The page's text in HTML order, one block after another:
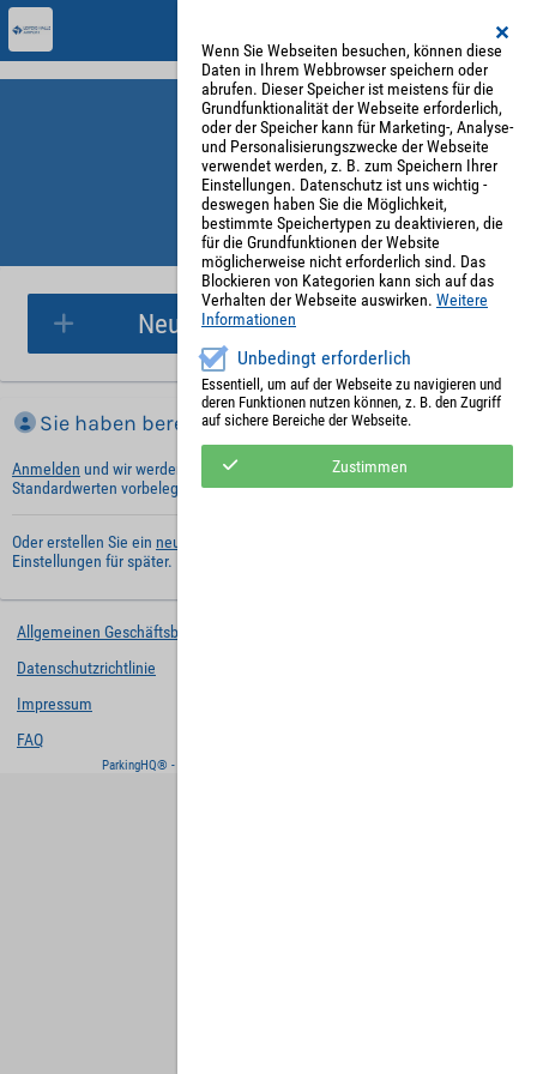
Parkplatzreservierung
Sie haben bereits ein Konto?
Anmelden und wir werden die notwendigen Informationen mit Ihren
Standardwerten vorbelegen.
Oder erstellen Sie ein neues Benutzerkonto
Einstellungen für später.
Neue Parkplatzreservierung
Allgemeinen Geschäftsbedingungen
Datenschutzrichtlinie
Impressum
FAQ
ParkingHQ® - eine Lösung von
Wenn Sie Webseiten besuchen, können diese
Daten in Ihrem Webbrowser speichern oder
abrufen. Dieser Speicher ist meistens für die
Grundfunktionalität der Webseite erforderlich,
oder der Speicher kann für Marketing-, Analyse-
und Personalisierungszwecke der Webseite
verwendet werden, z. B. zum Speichern Ihrer
Einstellungen. Datenschutz ist uns wichtig -
deswegen haben Sie die Möglichkeit,
bestimmte Speichertypen zu deaktivieren, die
für die Grundfunktionen der Website
möglicherweise nicht erforderlich sind. Das
Blockieren von Kategorien kann sich auf das
Verhalten der Webseite auswirken. Weitere
Informationen
Unbedingt erforderlich
Essentiell, um auf der Webseite zu navigieren und
deren Funktionen nutzen können, z. B. den Zugriff
auf sichere Bereiche der Webseite.
Zustimmen